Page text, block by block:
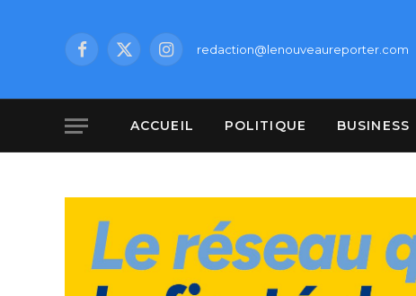
Facebook
X
Instagramredaction@lenouveaureporter.com
ACCUEIL POLITIQUE BUSINESS